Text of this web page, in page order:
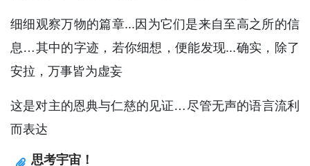
细细观察万物的篇章...因为它们是来自至高之所的信
息…其中的字迹，若你细想，便能发现...确实，除了
安拉，万事皆为虚妄
这是对主的恩典与仁慈的见证…尽管无声的语言流利
而表达
思考宇宙！